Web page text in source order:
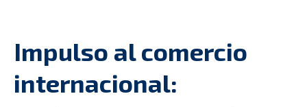
Impulso al comercio
internacional: